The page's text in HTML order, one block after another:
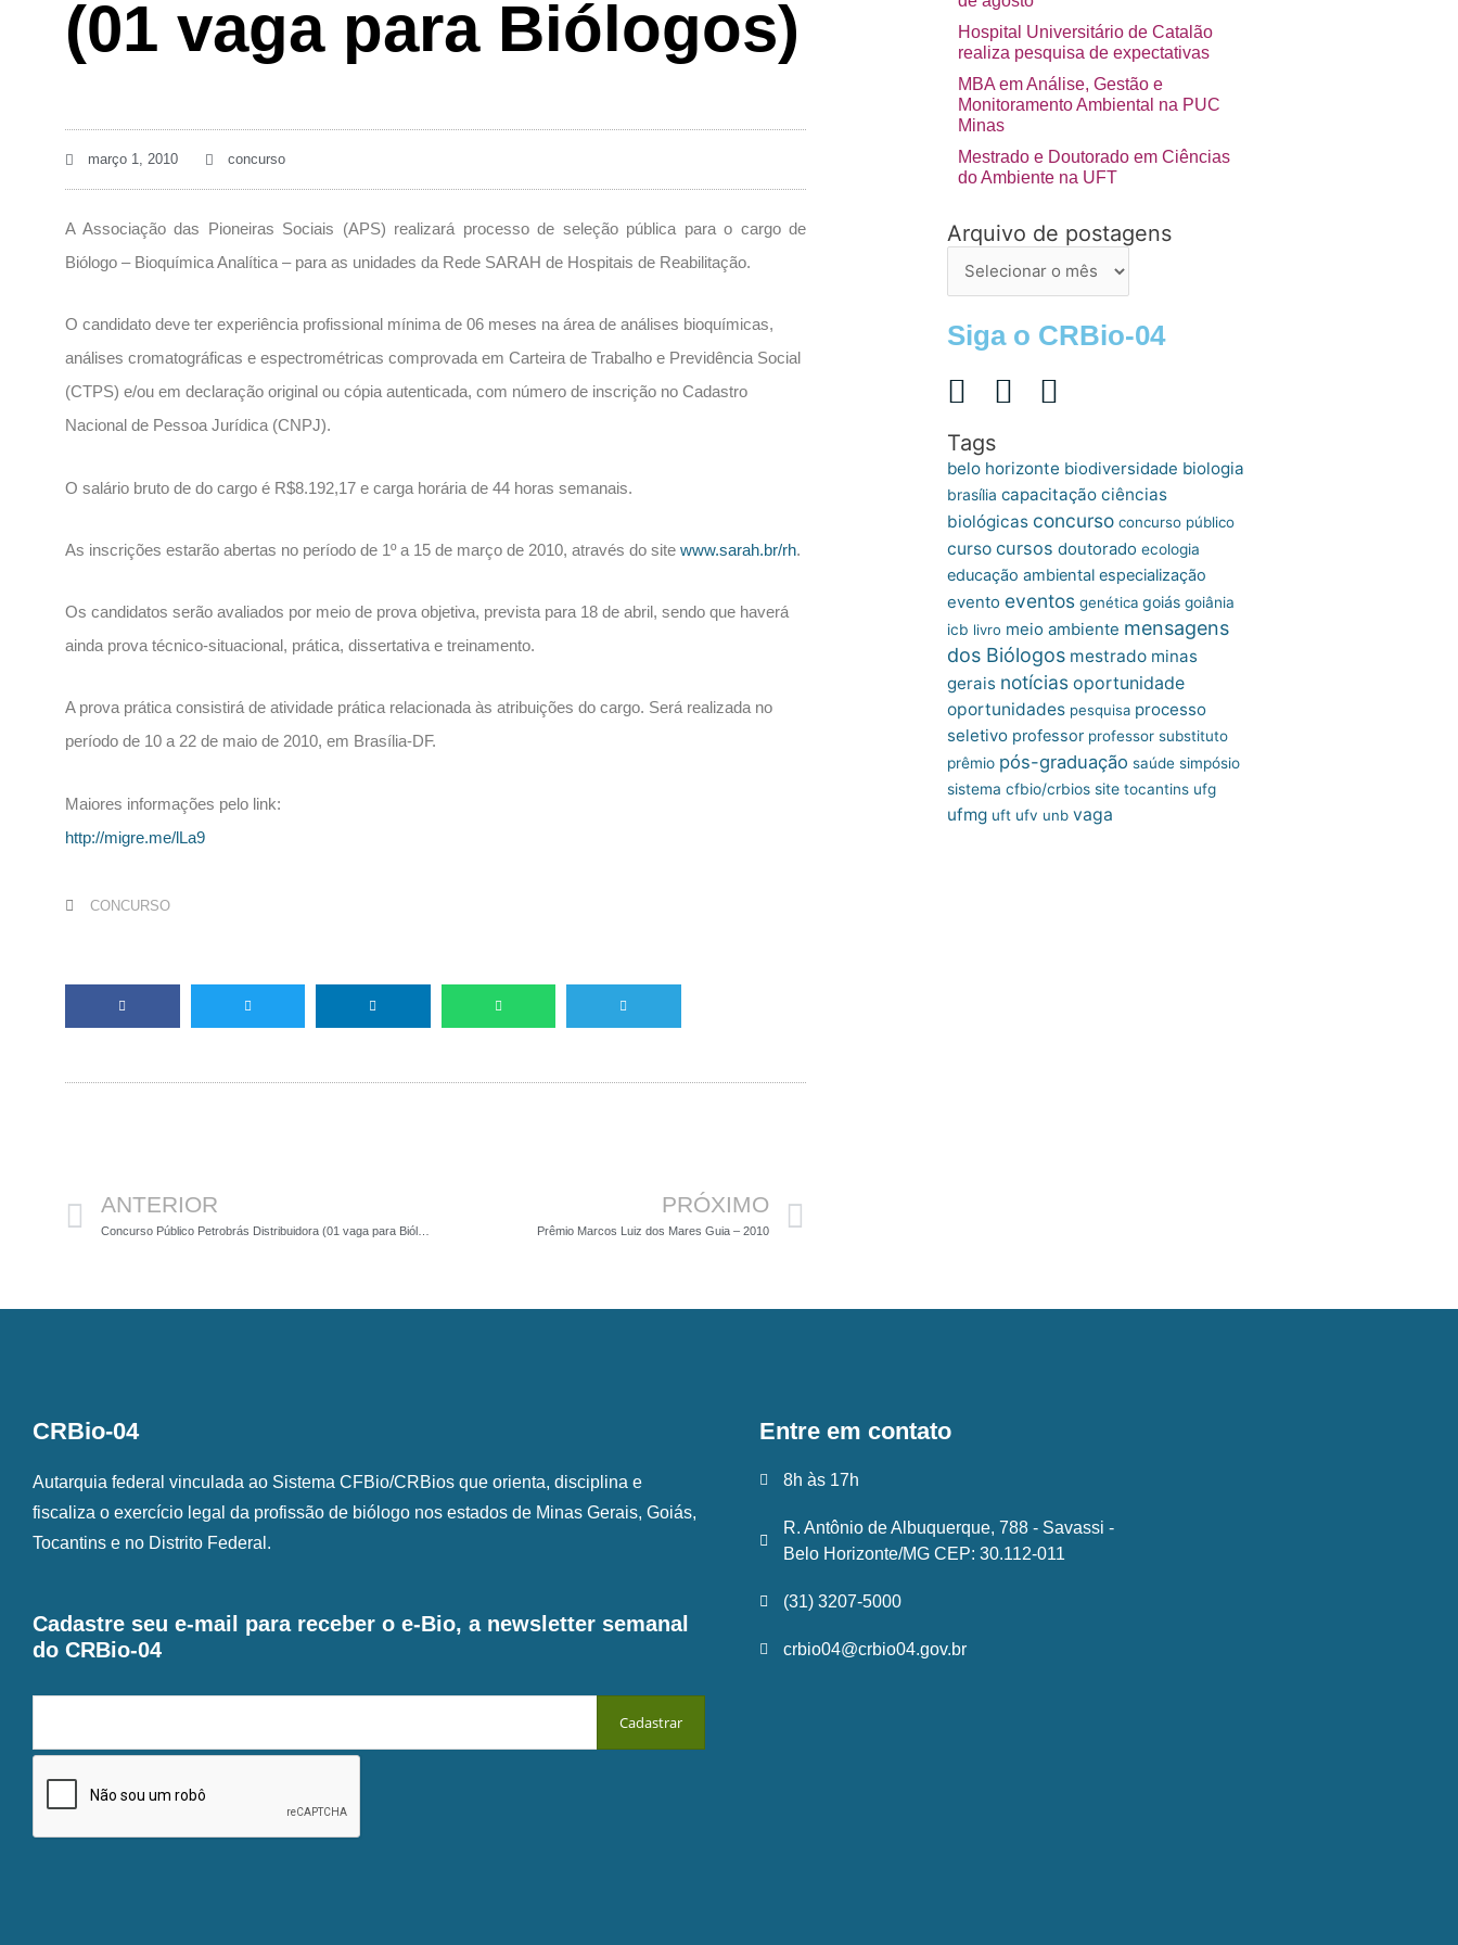
(01 vaga para Biólogos)
março 1, 2010 concurso
A Associação das Pioneiras Sociais (APS) realizará processo de seleção pública para o cargo de
Biólogo – Bioquímica Analítica – para as unidades da Rede SARAH de Hospitais de Reabilitação.
O candidato deve ter experiência profissional mínima de 06 meses na área de análises bioquímicas,
análises cromatográficas e espectrométricas comprovada em Carteira de Trabalho e Previdência Social
(CTPS) e/ou em declaração original ou cópia autenticada, com número de inscrição no Cadastro
Nacional de Pessoa Jurídica (CNPJ).
O salário bruto de do cargo é R$8.192,17 e carga horária de 44 horas semanais.
As inscrições estarão abertas no período de 1º a 15 de março de 2010, através do site www.sarah.br/rh.
Os candidatos serão avaliados por meio de prova objetiva, prevista para 18 de abril, sendo que haverá
ainda prova técnico-situacional, prática, dissertativa e treinamento.
A prova prática consistirá de atividade prática relacionada às atribuições do cargo. Será realizada no
período de 10 a 22 de maio de 2010, em Brasília-DF.
Maiores informações pelo link:
http://migre.me/lLa9
CONCURSO
ANTERIOR PRÓXIMO
Prêmio Marcos Luiz dos Mares Guia – 2010
Hospital Universitário de Catalão
realiza pesquisa de expectativas
MBA em Análise, Gestão e
Monitoramento Ambiental na PUC
Minas
Mestrado e Doutorado em Ciências
do Ambiente na UFT
Arquivo de postagens
Arquivo
postagens
Siga o CRBio-04
Tags
belo horizonte biodiversidade biologia
brasília capacitação ciências
biológicas concurso concurso público
curso cursos doutorado ecologia
educação ambiental especialização
evento eventos genética goiás goiânia
icb livro meio ambiente mensagens
dos Biólogos mestrado minas
gerais notícias oportunidade
oportunidades pesquisa processo
seletivo professor professor substituto
prêmio pós-graduação saúde simpósio
sistema cfbio/crbios site tocantins ufg
ufmg uft ufv unb vaga
CRBio-04
Autarquia federal vinculada ao Sistema CFBio/CRBios que orienta, disciplina e
fiscaliza o exercício legal da profissão de biólogo nos estados de Minas Gerais, Goiás,
Tocantins e no Distrito Federal.
Cadastre seu e-mail para receber o e-Bio, a newsletter semanal
do CRBio-04
Entre em contato
8h às 17h
R. Antônio de Albuquerque, 788 - Savassi -
Belo Horizonte/MG CEP: 30.112-011
(31) 3207-5000
crbio04@crbio04.gov.br